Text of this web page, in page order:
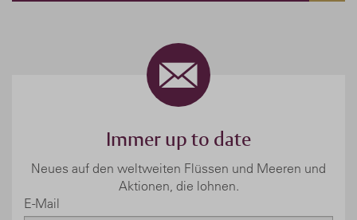
Immer up to date
Neues auf den weltweiten Flüssen und Meeren und
Aktionen, die lohnen.
E-Mail